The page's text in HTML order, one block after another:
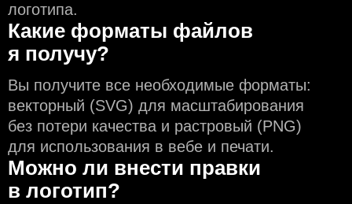
логотипа.
Какие форматы файлов
я получу?
Вы получите все необходимые форматы:
векторный (SVG) для масштабирования
без потери качества и растровый (PNG)
для использования в вебе и печати.
Можно ли внести правки
в логотип?